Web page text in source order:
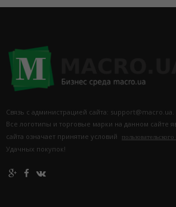
Связь с администрацией сайта: support@macro.ua.
Все логотипы и торговые марки на данном сайте
сайта означает принятие условий
Удачных покупок!